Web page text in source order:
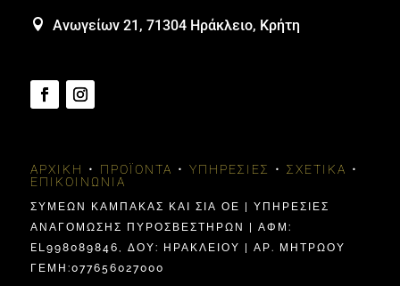
 Ανωγείων 21, 71304 Ηράκλειο, Κρήτη
ΑΡΧΙΚΉ • ΠΡΟΪΌΝΤΑ • ΥΠΗΡΕΣΊΕΣ • ΣΧΕΤΙΚΆ •
ΕΠΙΚΟΙΝΩΝΊΑ
ΣΥΜΕΩΝ ΚΑΜΠΑΚΑΣ ΚΑΙ ΣΙΑ ΟΕ | ΥΠΗΡΕΣΙΕΣ
ΑΝΑΓΟΜΩΣΗΣ ΠΥΡΟΣΒΕΣΤΗΡΩΝ | ΑΦΜ:
EL998089846, ΔΟΥ: ΗΡΑΚΛΕΊΟΥ | ΑΡ. ΜΗΤΡΩΟΥ
ΓΕΜΗ:077656027000